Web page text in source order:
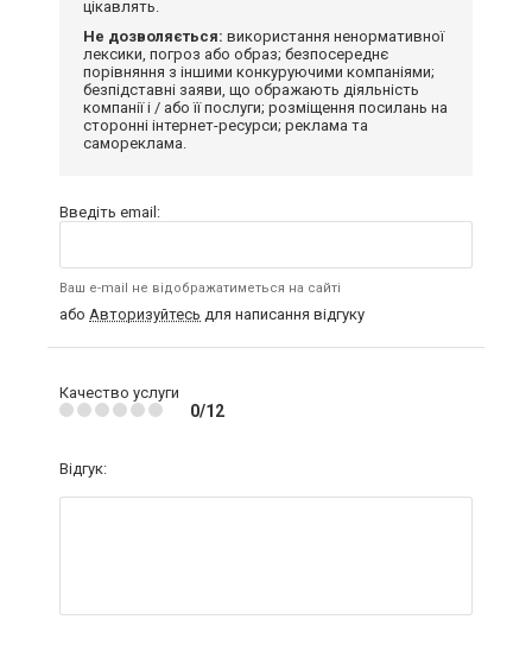
цікавлять.
Не дозволяється: використання ненормативної
лексики, погроз або образ; безпосереднє
порівняння з іншими конкуруючими компаніями;
безпідставні заяви, що ображають діяльність
компанії і / або її послуги; розміщення посилань на
сторонні інтернет-ресурси; реклама та
самореклама.
Введіть email:
Ваш e-mail не відображатиметься на сайті
або Авторизуйтесь для написання відгуку
Качество услуги
0/12
Відгук: